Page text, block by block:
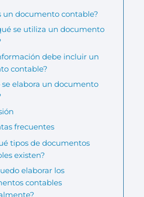
un documento contable?
se utiliza un documento
debe incluir un
contable?
se elabora un documento
frecuentes
tipos de documentos
existen?
elaborar los
contables